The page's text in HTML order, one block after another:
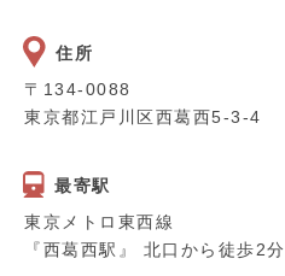
住所
〒134-0088
東京都江戸川区西葛西5-3-4
最寄駅
東京メトロ東西線
『西葛西駅』 北口から徒歩2分